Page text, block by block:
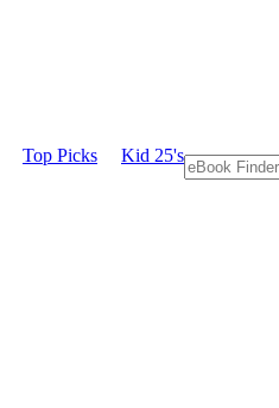
Top Picks Kid 25's